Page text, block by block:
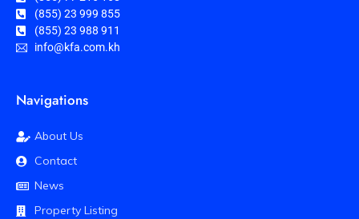
(855) 23 999 855
(855) 23 988 911
info@kfa.com.kh
Navigations
About Us
Contact
News
Property Listing